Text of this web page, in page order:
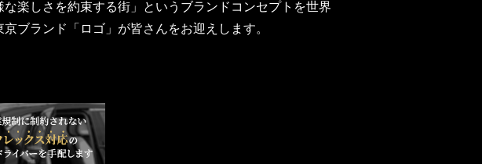
楽しさを約束する街」というブランドコンセプトを世界
ブランド「ロゴ」が皆さんをお迎えします。